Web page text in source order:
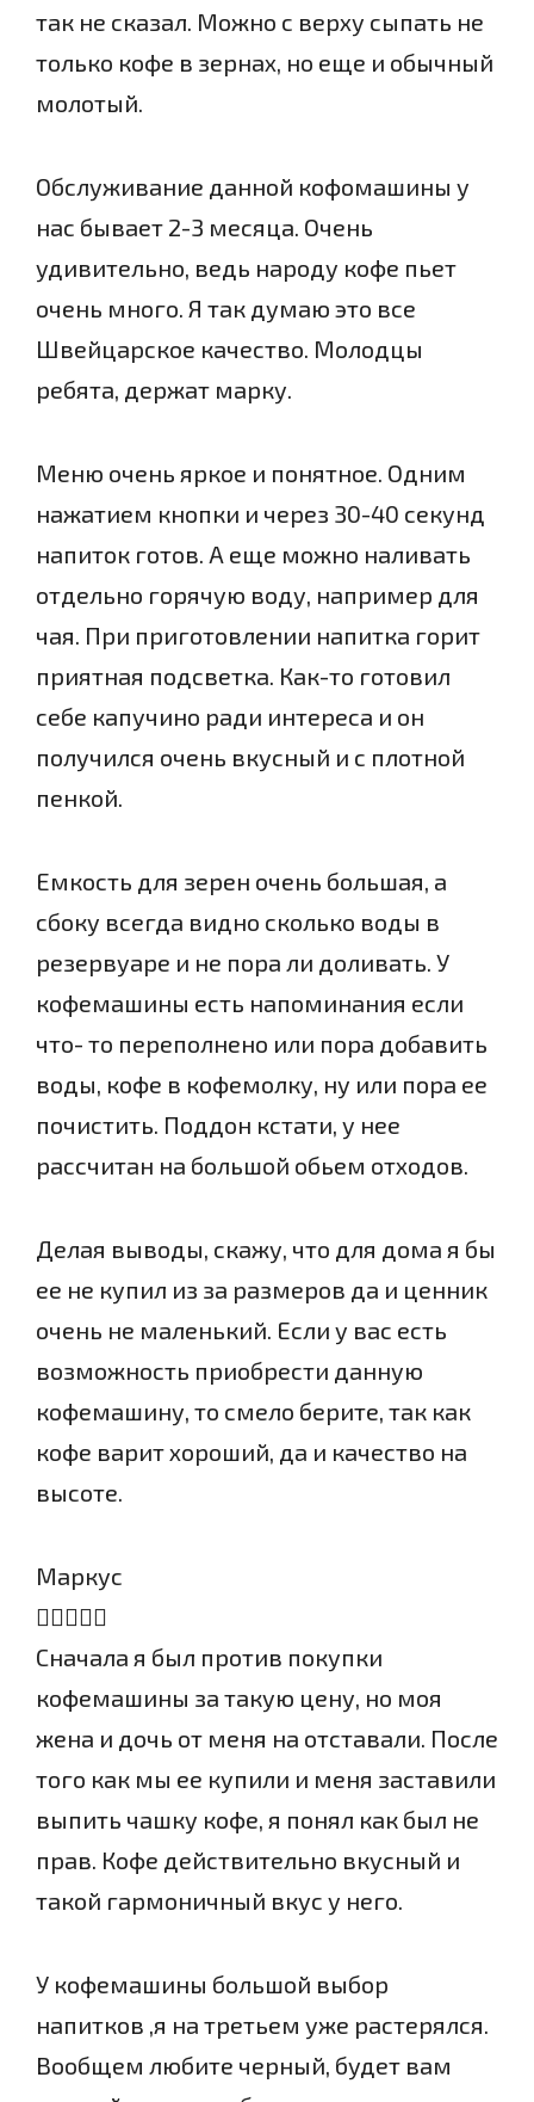
так не сказал. Можно с верху сыпать не
только кофе в зернах, но еще и обычный
молотый.
Обслуживание данной кофомашины у
нас бывает 2-3 месяца. Очень
удивительно, ведь народу кофе пьет
очень много. Я так думаю это все
Швейцарское качество. Молодцы
ребята, держат марку.
Меню очень яркое и понятное. Одним
нажатием кнопки и через 30-40 секунд
напиток готов. А еще можно наливать
отдельно горячую воду, например для
чая. При приготовлении напитка горит
приятная подсветка. Как-то готовил
себе капучино ради интереса и он
получился очень вкусный и с плотной
пенкой.
Емкость для зерен очень большая, а
сбоку всегда видно сколько воды в
резервуаре и не пора ли доливать. У
кофемашины есть напоминания если
что- то переполнено или пора добавить
воды, кофе в кофемолку, ну или пора ее
почистить. Поддон кстати, у нее
рассчитан на большой обьем отходов.
Делая выводы, скажу, что для дома я бы
ее не купил из за размеров да и ценник
очень не маленький. Если у вас есть
возможность приобрести данную
кофемашину, то смело берите, так как
кофе варит хороший, да и качество на
высоте.
Маркус
Сначала я был против покупки
кофемашины за такую цену, но моя
жена и дочь от меня на отставали. После
того как мы ее купили и меня заставили
выпить чашку кофе, я понял как был не
прав. Кофе действительно вкусный и
такой гармоничный вкус у него.
У кофемашины большой выбор
напитков ,я на третьем уже растерялся.
Вообщем любите черный, будет вам